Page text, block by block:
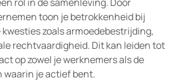
toon je betrokkenheid bij
zoals armoedebestrijding,
rechtvaardigheid. Dit kan leiden tot
op zowel je werknemers als de
waarin je actief bent.